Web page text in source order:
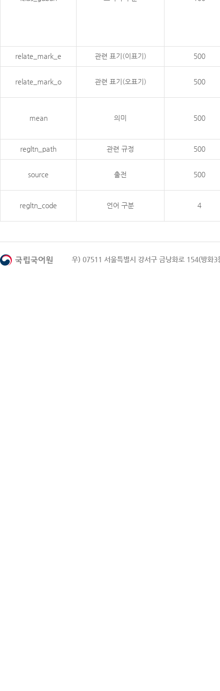
relate_mark_e 관련 표기(이표기) 500
relate_mark_o 관련 표기(오표기) 500
mean 의미 500
regltn_path 관련 규정 500
source 출전 500
regltn_code 언어 구분 4
우) 07511 서울특별시 강서구 금낭화로 154(방화3